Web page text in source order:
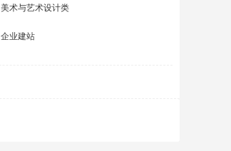
美术与艺术设计类
企业建站